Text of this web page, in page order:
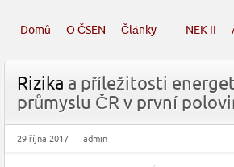
Domů O ČSEN Články NEK II
Rizika a příležitosti
průmyslu ČR v první
29 října 2017 admin